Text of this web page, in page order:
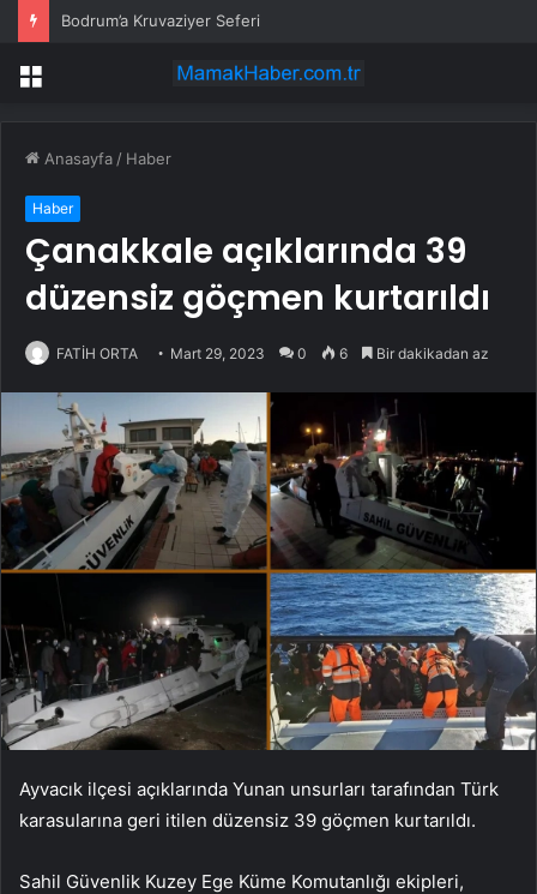
Bodrum’a Kruvaziyer Seferi
Menü
Anasayfa / Haber
Haber
Çanakkale açıklarında 39
düzensiz göçmen kurtarıldı
FATİH ORTA Mart 29, 2023 0 6 Bir dakikadan az
Ayvacık ilçesi açıklarında Yunan unsurları tarafından Türk
karasularına geri itilen düzensiz 39 göçmen kurtarıldı.
Sahil Güvenlik Kuzey Ege Küme Komutanlığı ekipleri,